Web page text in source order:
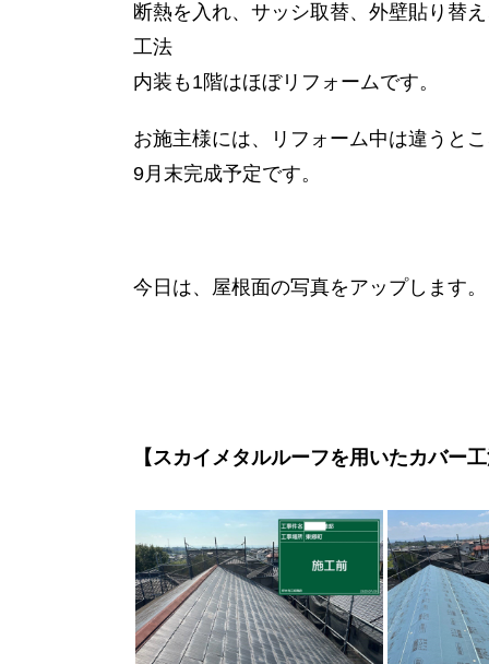
断熱を入れ、サッシ取替、外壁貼り替
工法
内装も1階はほぼリフォームです。
お施主様には、リフォーム中は違うと
9月末完成予定です。
今日は、屋根面の写真をアップします。
【スカイメタルルーフを用いたカバー